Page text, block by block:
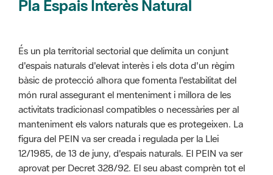
És un pla territorial sectorial que delimita un conjunt
món rural assegurant el menteniment i millora de les
activitats tradicionasl compatibles o necessàries per al
manteniment els valors naturals que es protegeixen. La
figura del PEIN va ser creada i regulada per la Llei
12/1985, de 13 de juny, d'espais naturals. El PEIN va ser
aprovat per Decret 328/92. El seu abast comprèn tot el
territori de Catalunya i les seves disposicions normatives
són d'obligatori compliment per a les administracions
públiques i per als particulars.